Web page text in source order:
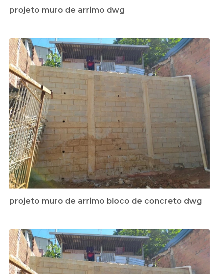
projeto muro de arrimo dwg
projeto muro de arrimo bloco de concreto dwg